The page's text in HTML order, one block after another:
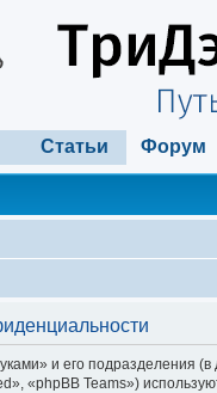
Статьи Форум
и его
«phpBB Teams»)